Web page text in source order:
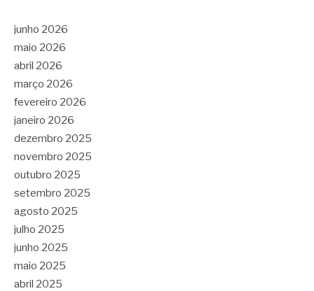
junho 2026
maio 2026
abril 2026
março 2026
fevereiro 2026
janeiro 2026
dezembro 2025
novembro 2025
outubro 2025
setembro 2025
agosto 2025
julho 2025
junho 2025
maio 2025
abril 2025